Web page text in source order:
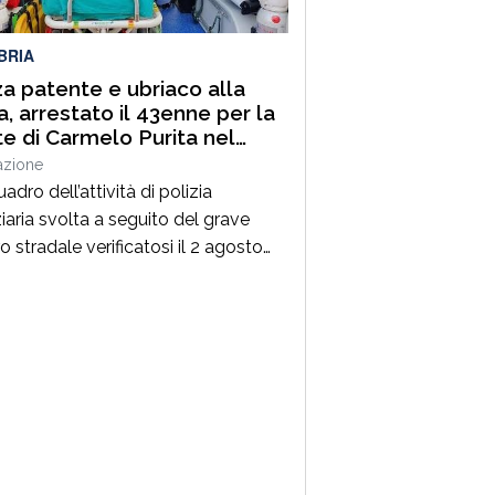
di conoscere più da […]
patente e ubriaco alla
arrestato il 43enne per la
di Carmelo Purita nel
dell’attività di polizia
svolta a seguito del grave
stradale verificatosi il 2 agosto